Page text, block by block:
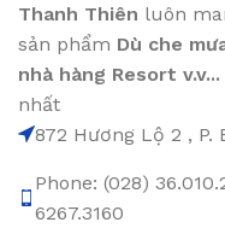
Thanh Thiên luôn
sản phẩm Dù che
nhà hàng Resort v.v...
nhất
872 Hương Lộ 2 , P.
Phone: (028)
6267.3160